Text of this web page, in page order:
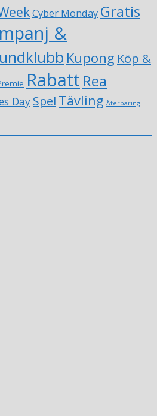
Cyber Monday Gratis
&
Kupong Köp &
Rabatt Rea
Day Spel Tävling Återbäring